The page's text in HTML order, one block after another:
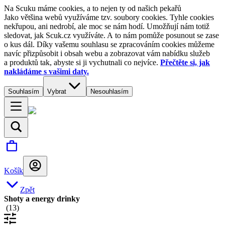
Na Scuku máme cookies, a to nejen ty od našich pekařů
Jako většina webů využíváme tzv. soubory cookies. Tyhle cookies
nekřupou, ani nedrobí, ale moc se nám hodí. Umožňují nám totiž
sledovat, jak Scuk.cz využíváte. A to nám pomůže posunout se zase
o kus dál. Díky vašemu souhlasu se zpracováním cookies můžeme
navíc přizpůsobit i obsah webu a zobrazovat vám nabídku služeb
a produktů tak, abyste si ji vychutnali co nejvíce. Přečtěte si, jak
nakládáme s vašimi daty.
Souhlasím Vybrat Nesouhlasím
Košík
Zpět
Shoty a energy drinky
(13)